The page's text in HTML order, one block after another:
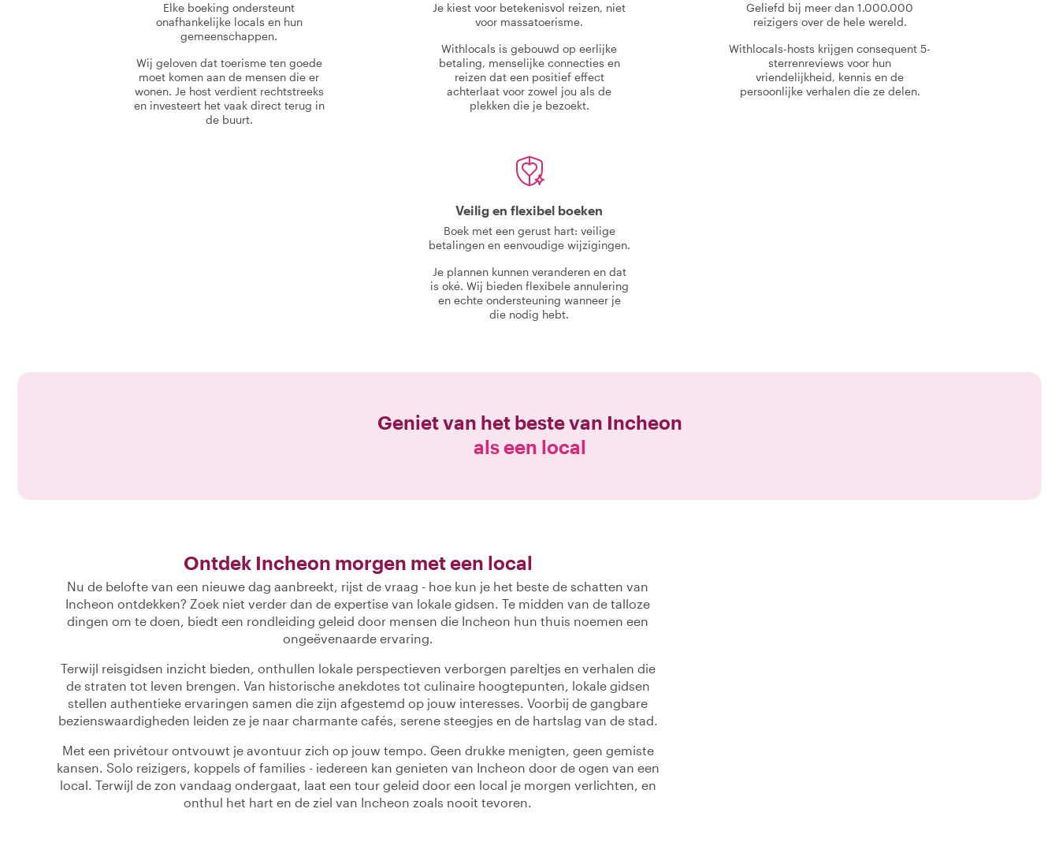
Elke boeking ondersteunt
onafhankelijke locals en hun
gemeenschappen.
Wij geloven dat toerisme ten goede
moet komen aan de mensen die er
wonen. Je host verdient rechtstreeks
en investeert het vaak direct terug in
de buurt.
Je kiest voor betekenisvol reizen, niet
voor massatoerisme.
Withlocals is gebouwd op eerlijke
betaling, menselijke connecties en
reizen dat een positief effect
achterlaat voor zowel jou als de
plekken die je bezoekt.
Geliefd bij meer dan 1.000.000
reizigers over de hele wereld.
Withlocals-hosts krijgen consequent 5-
sterrenreviews voor hun
vriendelijkheid, kennis en de
persoonlijke verhalen die ze delen.
Veilig en flexibel boeken
Boek met een gerust hart: veilige
betalingen en eenvoudige wijzigingen.
Je plannen kunnen veranderen en dat
is oké. Wij bieden flexibele annulering
en echte ondersteuning wanneer je
die nodig hebt.
Geniet van het beste van Incheon
als een local
Ontdek Incheon morgen met een local
Nu de belofte van een nieuwe dag aanbreekt, rijst de vraag - hoe kun je het beste de schatten van
Incheon ontdekken? Zoek niet verder dan de expertise van lokale gidsen. Te midden van de talloze
dingen om te doen, biedt een rondleiding geleid door mensen die Incheon hun thuis noemen een
ongeëvenaarde ervaring.
Terwijl reisgidsen inzicht bieden, onthullen lokale perspectieven verborgen pareltjes en verhalen die
de straten tot leven brengen. Van historische anekdotes tot culinaire hoogtepunten, lokale gidsen
stellen authentieke ervaringen samen die zijn afgestemd op jouw interesses. Voorbij de gangbare
bezienswaardigheden leiden ze je naar charmante cafés, serene steegjes en de hartslag van de stad.
Met een privétour ontvouwt je avontuur zich op jouw tempo. Geen drukke menigten, geen gemiste
kansen. Solo reizigers, koppels of families - iedereen kan genieten van Incheon door de ogen van een
local. Terwijl de zon vandaag ondergaat, laat een tour geleid door een local je morgen verlichten, en
onthul het hart en de ziel van Incheon zoals nooit tevoren.